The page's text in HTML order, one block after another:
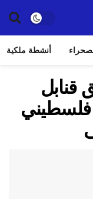
أنشطة ملكية
قنابل